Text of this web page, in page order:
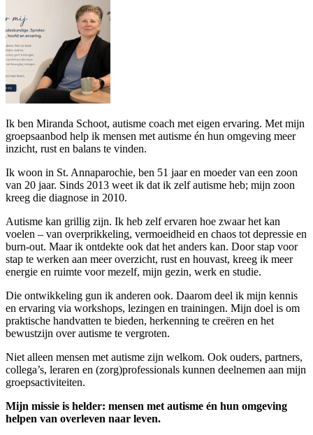
Ik ben Miranda Schoot, autisme coach met eigen ervaring. Met mijn
groepsaanbod help ik mensen met autisme én hun omgeving meer
inzicht, rust en balans te vinden.
Ik woon in St. Annaparochie, ben 51 jaar en moeder van een zoon
van 20 jaar. Sinds 2013 weet ik dat ik zelf autisme heb; mijn zoon
kreeg die diagnose in 2010.
Autisme kan grillig zijn. Ik heb zelf ervaren hoe zwaar het kan
voelen – van overprikkeling, vermoeidheid en chaos tot depressie en
burn-out. Maar ik ontdekte ook dat het anders kan. Door stap voor
stap te werken aan meer overzicht, rust en houvast, kreeg ik meer
energie en ruimte voor mezelf, mijn gezin, werk en studie.
Die ontwikkeling gun ik anderen ook. Daarom deel ik mijn kennis
en ervaring via workshops, lezingen en trainingen. Mijn doel is om
praktische handvatten te bieden, herkenning te creëren en het
bewustzijn over autisme te vergroten.
Niet alleen mensen met autisme zijn welkom. Ook ouders, partners,
collega’s, leraren en (zorg)professionals kunnen deelnemen aan mijn
groepsactiviteiten.
Mijn missie is helder: mensen met autisme én hun omgeving
helpen van overleven naar leven.